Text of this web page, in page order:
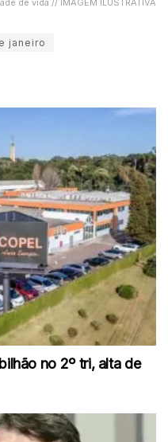
de vida // IMAGEM ILUSTRATIVA
janeiro
no 2º tri, alta de